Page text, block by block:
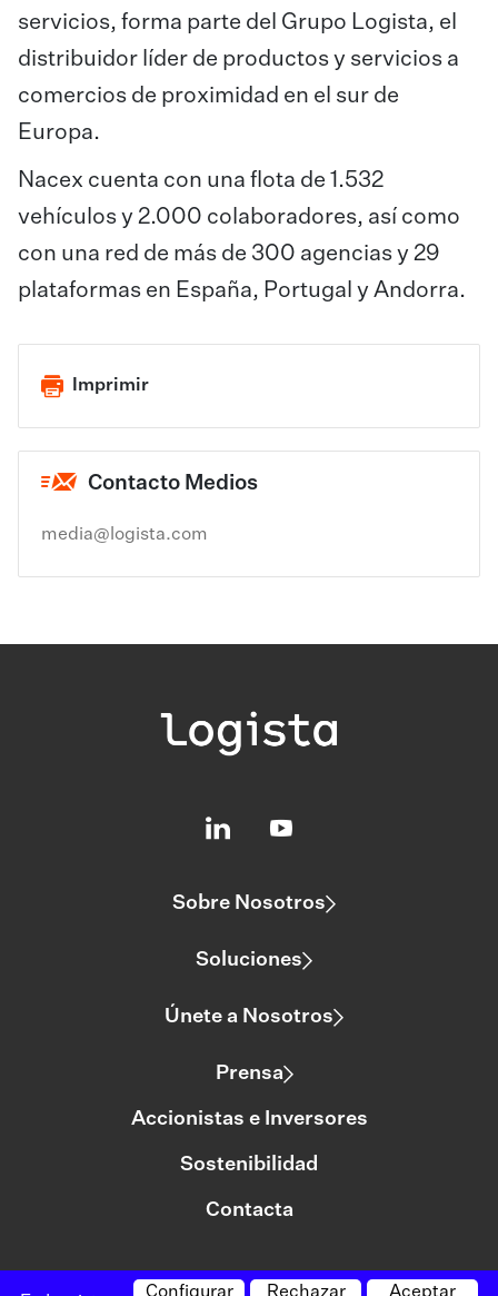
servicios, forma parte del Grupo Logista, el
distribuidor líder de productos y servicios a
comercios de proximidad en el sur de
Europa.
Nacex cuenta con una flota de 1.532
vehículos y 2.000 colaboradores, así como
con una red de más de 300 agencias y 29
plataformas en España, Portugal y Andorra.
Imprimir
Contacto Medios
media@logista.com
Sobre Nosotros
Soluciones
Únete a Nosotros
Prensa
Accionistas e Inversores
Sostenibilidad
Contacta
©logista Todos los derechos reservados